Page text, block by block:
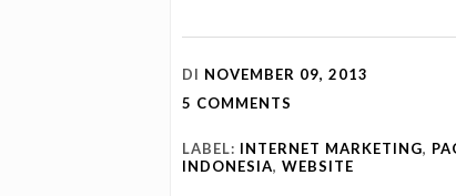
DI NOVEMBER 09, 2013
5 COMMENTS
LABEL: INTERNET MARKETING,
INDONESIA, WEBSITE